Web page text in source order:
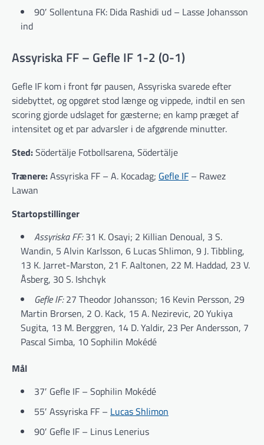
90′ Sollentuna FK: Dida Rashidi ud – Lasse Johansson
ind
Assyriska FF – Gefle IF 1-2 (0-1)
Gefle IF kom i front før pausen, Assyriska svarede efter
sidebyttet, og opgøret stod længe og vippede, indtil en sen
scoring gjorde udslaget for gæsterne; en kamp præget af
intensitet og et par advarsler i de afgørende minutter.
Sted:Södertälje Fotbollsarena, Södertälje
Trænere:Assyriska FF – A. Kocadag; Gefle IF – Rawez
Lawan
Startopstillinger
Assyriska FF:31 K. Osayi; 2 Killian Denoual, 3 S.
Wandin, 5 Alvin Karlsson, 6 Lucas Shlimon, 9 J. Tibbling,
13 K. Jarret-Marston, 21 F. Aaltonen, 22 M. Haddad, 23 V.
Åsberg, 30 S. Ishchyk
Gefle IF:27 Theodor Johansson; 16 Kevin Persson, 29
Martin Brorsen, 2 O. Kack, 15 A. Nezirevic, 20 Yukiya
Sugita, 13 M. Berggren, 14 D. Yaldir, 23 Per Andersson, 7
Pascal Simba, 10 Sophilin Mokédé
Mål
37′ Gefle IF – Sophilin Mokédé
55′ Assyriska FF – Lucas Shlimon
90′ Gefle IF – Linus Lenerius